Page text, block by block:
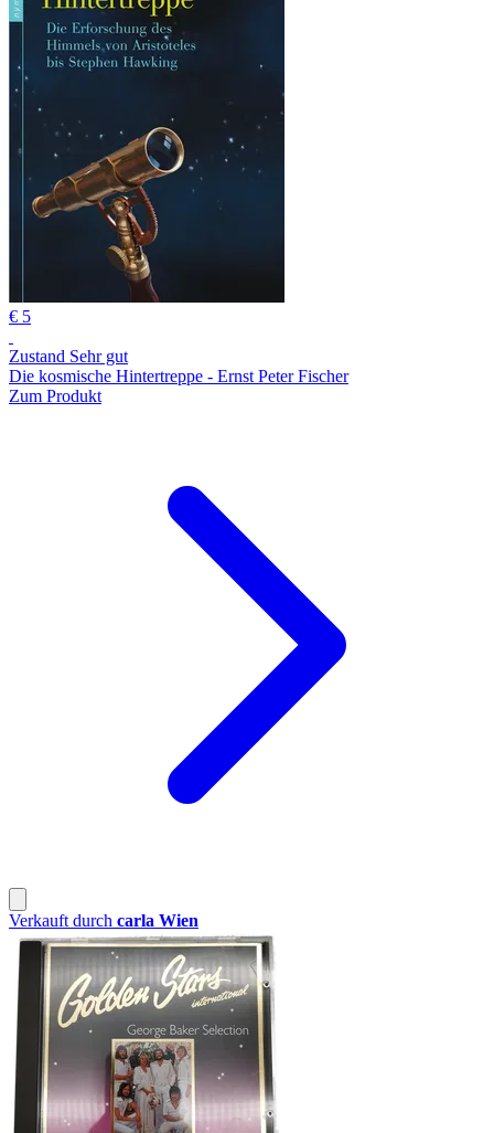
€ 5
Zustand Sehr gut
Die kosmische Hintertreppe - Ernst Peter Fischer
Zum Produkt
Verkauft durch carla Wien